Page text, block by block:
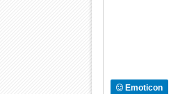
Emoticon